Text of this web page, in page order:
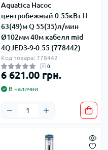
Aquatica Насос
центробежный 0.55кВт H
63(49)м Q 55(35)л/мин
Ø102мм 40м кабеля mid
4QJED3-9-0.55 (778442)
Код товара: 778442
0
6 621.00 грн.
В наличии